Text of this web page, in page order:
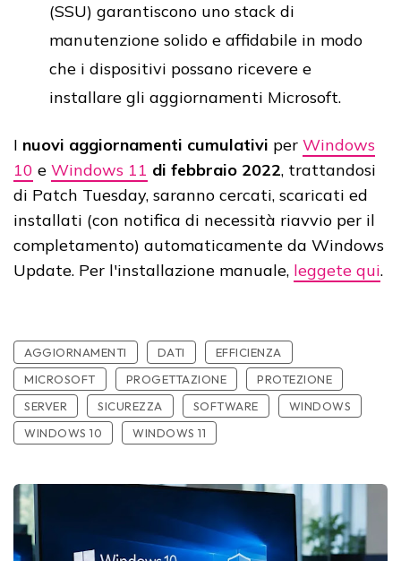
(SSU) garantiscono uno stack di
manutenzione solido e affidabile in modo
che i dispositivi possano ricevere e
installare gli aggiornamenti Microsoft.
I nuovi aggiornamenti cumulativi per Windows
10 e Windows 11 di febbraio 2022, trattandosi
di Patch Tuesday, saranno cercati, scaricati ed
installati (con notifica di necessità riavvio per il
completamento) automaticamente da Windows
Update. Per l'installazione manuale, leggete qui.
AGGIORNAMENTI DATI
EFFICIENZA
MICROSOFT
PROGETTAZIONE
PROTEZIONE
SERVER
SICUREZZA SOFTWARE
WINDOWS
WINDOWS 10
WINDOWS 11